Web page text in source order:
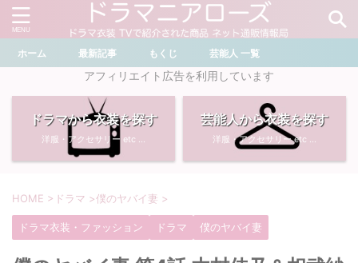
＼ ドラマ・芸能人を検索 ／
おすすめ検索ワード
川口春奈
・石原さとみ
・菜々緒 岡崎紗絵
ホーム 最新記事 もくじ 芸能人 一覧
アフィリエイト広告を利用しています
ドラマから衣装を探す
洋服・アクセサリー etc ...
芸能人から衣装を探す
洋服・アクセサリー etc ...
HOME > ドラマ >僕のヤバイ妻 >
ドラマ衣装・ファッション ドラマ 僕のヤバイ妻